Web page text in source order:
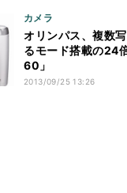
カメラ
オリンパス、複数
るモード搭載の24
60」
2013/09/25 13:26